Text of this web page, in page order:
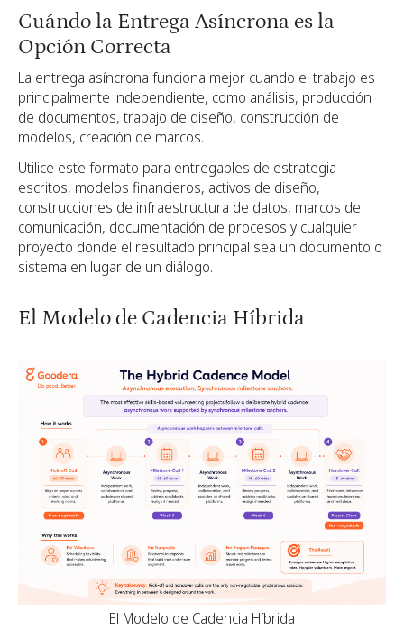
Cuándo la Entrega Asíncrona es la
Opción Correcta
La entrega asíncrona funciona mejor cuando el trabajo es
principalmente independiente, como análisis, producción
de documentos, trabajo de diseño, construcción de
modelos, creación de marcos.
Utilice este formato para entregables de estrategia
escritos, modelos financieros, activos de diseño,
construcciones de infraestructura de datos, marcos de
comunicación, documentación de procesos y cualquier
proyecto donde el resultado principal sea un documento o
sistema en lugar de un diálogo.
El Modelo de Cadencia Híbrida
El Modelo de Cadencia Híbrida